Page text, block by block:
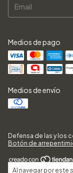
Al navegar por este
Medios de pago
Medios de envío
Defensa de las y los
Botón de
Copyright BAZAR